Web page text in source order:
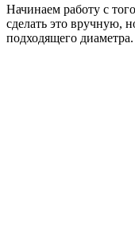
Начинаем работу с
сделать это вручную,
подходящего